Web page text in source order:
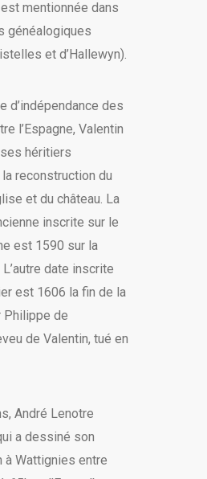
mentionnée dans
généalogiques
et d’Hallewyn).
d’indépendance des
l’Espagne, Valentin
héritiers
reconstruction du
et du château. La
inscrite sur le
est 1590 sur la
date inscrite
est 1606 la fin de la
Philippe de
de Valentin, tué en
André Lenotre
a dessiné son
à Wattignies entre